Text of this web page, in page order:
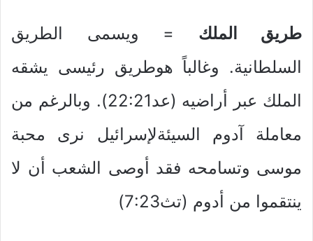
طريق الملك = ويسمى الطريق
السلطانية. وغالباً هوطريق رئيسى يشقه
الملك عبر أراضيه (عد22:21). وبالرغم من
معاملة آدوم السيئةلإسرائيل نرى محبة
موسى وتسامحه فقد أوصى الشعب أن لا
ينتقموا من أدوم (تث7:23)